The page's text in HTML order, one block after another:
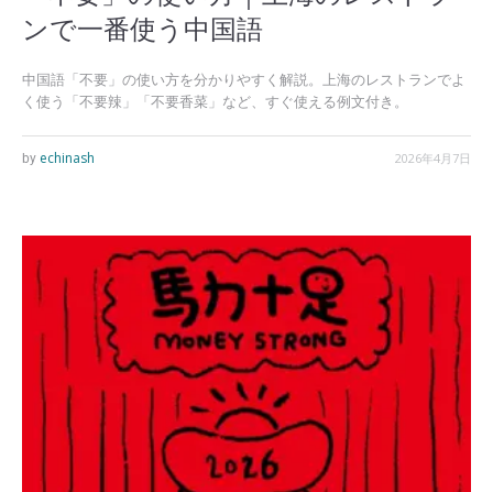
ンで一番使う中国語
中国語「不要」の使い方を分かりやすく解説。上海のレストランでよ
く使う「不要辣」「不要香菜」など、すぐ使える例文付き。
2026年4月7日
by echinash